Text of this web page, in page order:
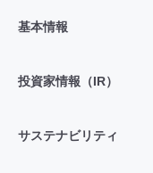
基本情報
投資家情報（IR）
サステナビリティ